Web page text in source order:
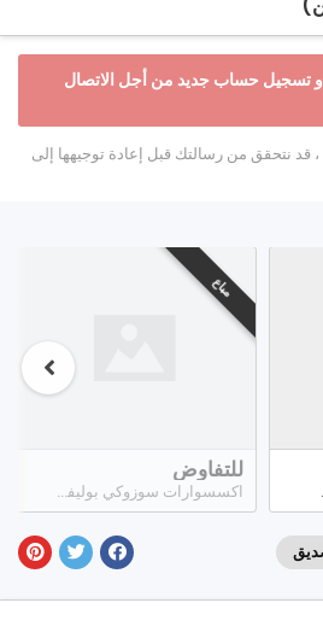
تسجيل حساب جديد من أجل الاتصال
قد نتحقق من رسالتك قبل إعادة توجيهها إلى
جدة
مباع
للتفاوض
اكسسوارات سوزوكي بوليفارد - suzuki boulevard m109r